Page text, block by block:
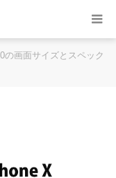
の画面サイズとスペック